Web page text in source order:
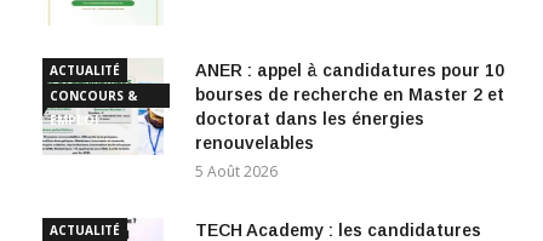
ACTUALITÉ
CONCOURS &
EMPLOI
ANER : appel à candidatures pour 10
bourses de recherche en Master 2 et
doctorat dans les énergies
renouvelables
5 Août 2026
ACTUALITÉ
TECH Academy : les candidatures